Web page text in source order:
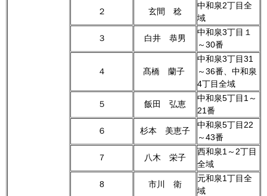
２ 玄間 稔
中和泉2丁目全
域
３ 白井 恭男
中和泉3丁目１
～30番
４ 髙橋 蘭子
中和泉3丁目31
～36番、中和泉
4丁目全域
５ 飯田 弘恵
中和泉5丁目1～
21番
６ 杉本 美恵子
中和泉5丁目22
～43番
７ 八木 栄子
西和泉1～2丁目
全域
8 市川 衛
元和泉1丁目全
域